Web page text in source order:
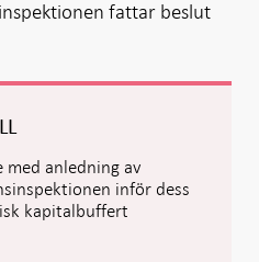
fattar beslut
med anledning av
inför dess
kapitalbuffert